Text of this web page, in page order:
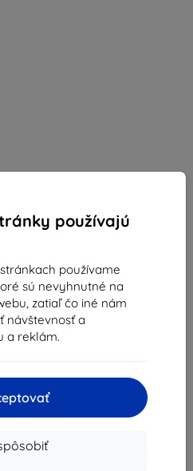
používajú
používame
sú nevyhnutné na
zatiaľ čo iné nám
návštevnosť a
a reklám.
lesná zelená - iPhone
Pro Max
púzdro s bublinkovým
na remienok a
nabíjania pre iPhone 16
špecifikácia